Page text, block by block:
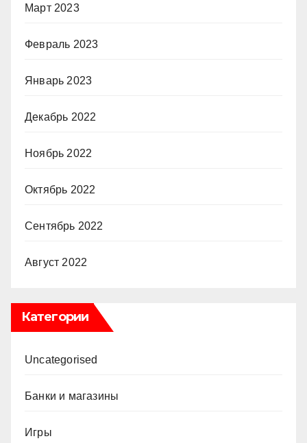
Март 2023
Февраль 2023
Январь 2023
Декабрь 2022
Ноябрь 2022
Октябрь 2022
Сентябрь 2022
Август 2022
Категории
Uncategorised
Банки и магазины
Игры